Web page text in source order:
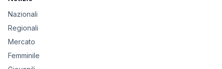
Nazionali
Regionali
Mercato
Femminile